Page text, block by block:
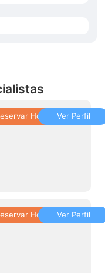
Hora Ver Perfil
Hora Ver Perfil